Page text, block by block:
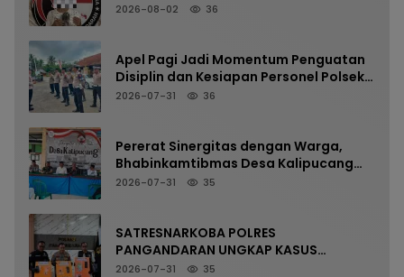
2026-08-02 36
Apel Pagi Jadi Momentum Penguatan
Disiplin dan Kesiapan Personel Polsek
Kalipucang
2026-07-31 36
Pererat Sinergitas dengan Warga,
Bhabinkamtibmas Desa Kalipucang
Ikuti Rangkaian Milangkala Desa ke-
2026-07-31 35
SATRESNARKOBA POLRES
PANGANDARAN UNGKAP KASUS
NARKOTIKA MELALUI PRESS RELEASE
2026-07-31 35